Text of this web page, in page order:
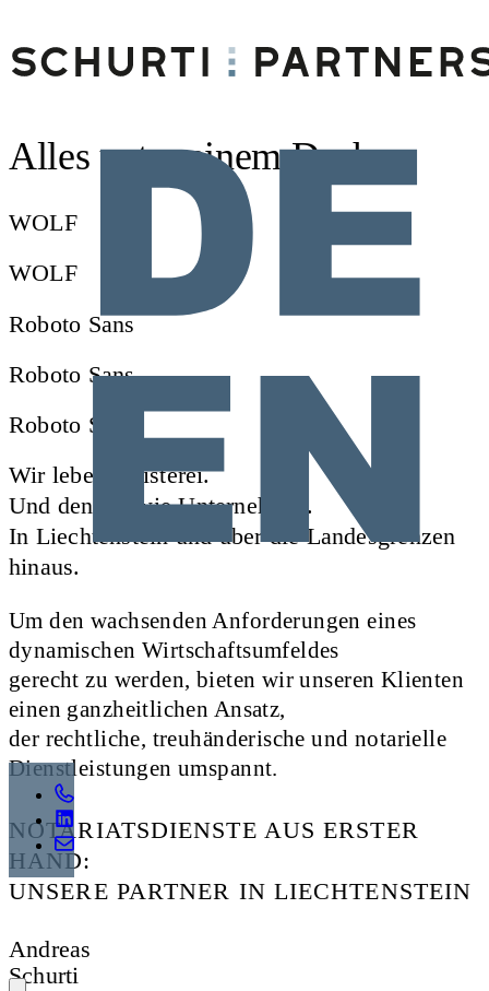
Alles unter einem Dach
WOLF
WOLF
Roboto Sans
Roboto Sans
Roboto Sans
Wir leben Juristerei.
Und denken wie Unternehmer.
In Liechtenstein und über die Landesgrenzen
hinaus.
Um den wachsenden Anforderungen eines
dynamischen Wirtschaftsumfeldes
gerecht zu werden, bieten wir unseren Klienten
einen ganzheitlichen Ansatz,
der rechtliche, treuhänderische und notarielle
Dienstleistungen umspannt.
NOTARIATSDIENSTE AUS ERSTER
HAND:
UNSERE PARTNER IN LIECHTENSTEIN
Andreas
Schurti